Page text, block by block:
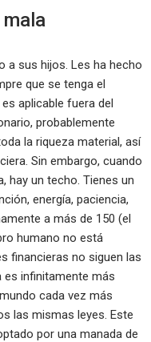
a sus hijos. Les ha hecho
que se tenga el
aplicable fuera del
probablemente
la riqueza material, así
Sin embargo, cuando
hay un techo. Tienes un
energía, paciencia,
a más de 150 (el
humano no está
financieras no siguen las
es infinitamente más
cada vez más
las mismas leyes. Este
por una manada de